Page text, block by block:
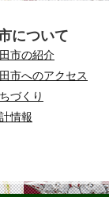
について
市の紹介
市へのアクセス
づくり
情報